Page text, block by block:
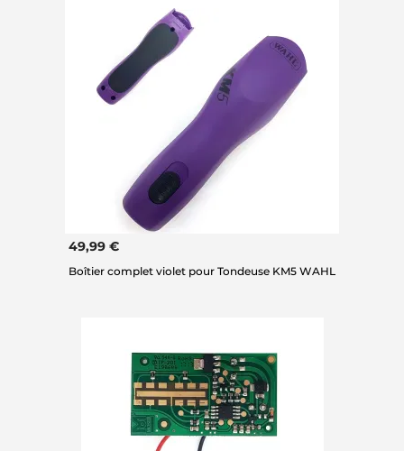
49,99 €
Boîtier complet violet pour Tondeuse KM5 WAHL